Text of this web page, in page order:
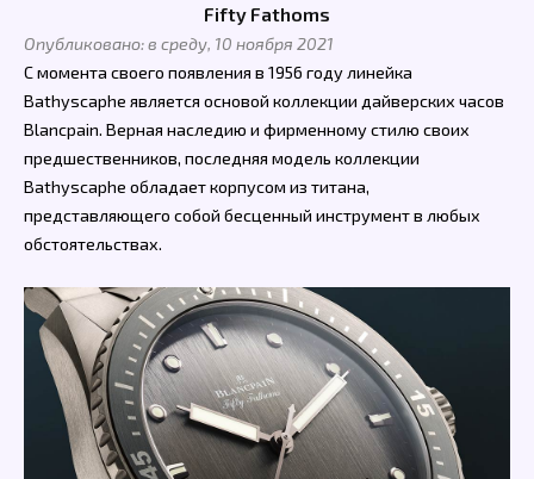
Fifty Fathoms
Опубликовано: в среду, 10 ноября 2021
С момента своего появления в 1956 году линейка
Bathyscaphe является основой коллекции дайверских часов
Blancpain. Верная наследию и фирменному стилю своих
предшественников, последняя модель коллекции
Bathyscaphe обладает корпусом из титана,
представляющего собой бесценный инструмент в любых
обстоятельствах.